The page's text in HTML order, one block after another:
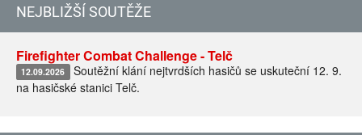
NEJBLIŽŠÍ SOUTĚŽE
Firefighter Combat Challenge - Telč
12.09.2026 Soutěžní klání nejtvrdších hasičů se uskuteční 12. 9.
na hasičské stanici Telč.